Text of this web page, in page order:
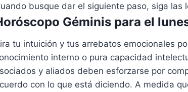
busque dar el siguiente paso, siga
Géminis para el
tu intuición y tus arrebatos emocionales
interno o pura capacidad
y aliados deben esforzarse por
con lo que está diciendo. A medida